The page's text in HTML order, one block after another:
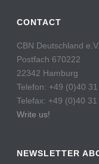
CONTACT
CBN Deutschland e.V.
Postfach 670222
22342 Hamburg
Telefon: +49 (0)40
Telefax: +49 (0)40
Write us!
NEWSLETTER